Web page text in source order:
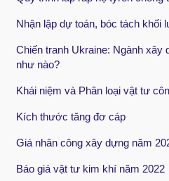
Nhận lập dự toán, bóc tách khối
Chiến tranh Ukraine: Ngành xây
như nào?
Khái niệm và Phân loại vật tư
Kích thước tăng đơ cáp
Giá nhân công xây dựng năm
Báo giá vật tư kim khí năm 2022